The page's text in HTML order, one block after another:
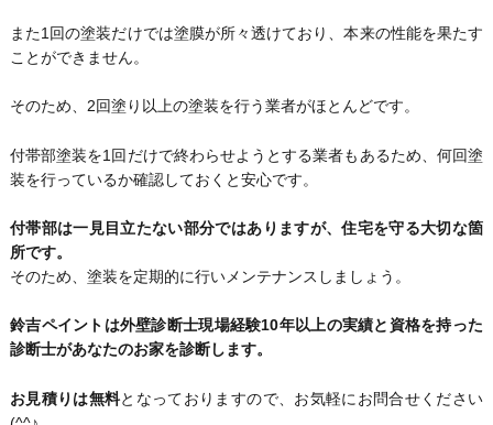
また1回の塗装だけでは塗膜が所々透けており、本来の性能を果たす
ことができません。
そのため、2回塗り以上の塗装を行う業者がほとんどです。
付帯部塗装を1回だけで終わらせようとする業者もあるため、何回塗
装を行っているか確認しておくと安心です。
付帯部は一見目立たない部分ではありますが、住宅を守る大切な箇
所です。
そのため、塗装を定期的に行いメンテナンスしましょう。
鈴吉ペイントは外壁診断士現場経験10年以上の実績と資格を持った
診断士があなたのお家を診断します。
お見積りは無料となっておりますので、お気軽にお問合せください